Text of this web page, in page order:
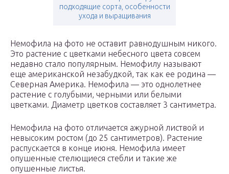
подходящие сорта, особенности
ухода и выращивания
Немофила на фото не оставит равнодушным никого.
Это растение с цветками небесного цвета совсем
недавно стало популярным. Немофилу называют
еще американской незабудкой, так как ее родина —
Северная Америка. Немофила — это однолетнее
растение с голубыми, черными или белыми
цветками. Диаметр цветков составляет 3 сантиметра.
Немофила на фото отличается ажурной листвой и
невысоким ростом (до 25 сантиметров). Растение
распускается в конце июня. Немофила имеет
опушенные стелющиеся стебли и такие же
опушенные листья.